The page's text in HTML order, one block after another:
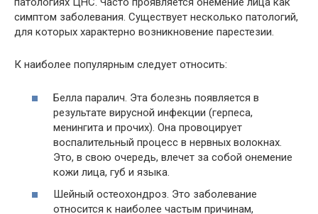
симптом заболевания. Существует несколько патологий,
для которых характерно возникновение парестезии.
К наиболее популярным следует относить:
Белла паралич. Эта болезнь появляется в
результате вирусной инфекции (герпеса,
менингита и прочих). Она провоцирует
воспалительный процесс в нервных волокнах.
Это, в свою очередь, влечет за собой онемение
кожи лица, губ и языка.
Шейный остеохондроз. Это заболевание
относится к наиболее частым причинам,